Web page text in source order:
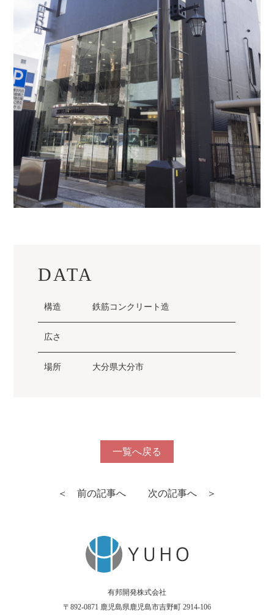
DATA
構造 鉄筋コンクリート造
広さ
場所 大分県大分市
一覧へ戻る
＜ 前の記事へ 次の記事へ ＞
有邦開発株式会社
〒892-0871 鹿児島県鹿児島市吉野町 2914-106